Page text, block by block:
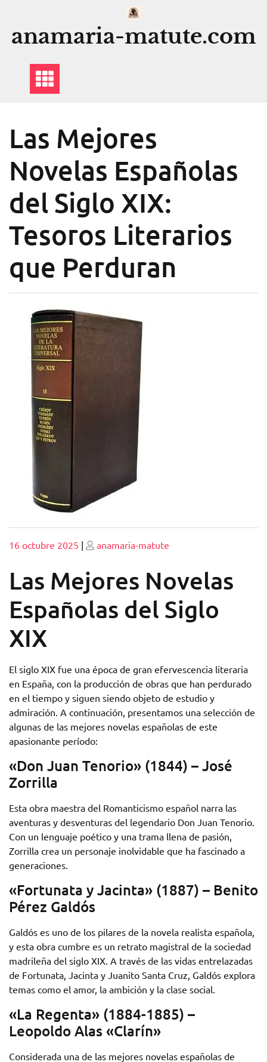
contenido
anamaria-matute.com
Las Mejores
Novelas Españolas
del Siglo XIX:
Tesoros Literarios
que Perduran
Publicado
16 octubre 2025 | Publicado
anamaria-matute
Las Mejores Novelas
Españolas del Siglo
XIX
El siglo XIX fue una época de gran efervescencia literaria
en España, con la producción de obras que han perdurado
en el tiempo y siguen siendo objeto de estudio y
admiración. A continuación, presentamos una selección de
algunas de las mejores novelas españolas de este
apasionante período:
«Don Juan Tenorio» (1844) – José
Zorrilla
Esta obra maestra del Romanticismo español narra las
aventuras y desventuras del legendario Don Juan Tenorio.
Con un lenguaje poético y una trama llena de pasión,
Zorrilla crea un personaje inolvidable que ha fascinado a
generaciones.
«Fortunata y Jacinta» (1887) – Benito
Pérez Galdós
Galdós es uno de los pilares de la novela realista española,
y esta obra cumbre es un retrato magistral de la sociedad
madrileña del siglo XIX. A través de las vidas entrelazadas
de Fortunata, Jacinta y Juanito Santa Cruz, Galdós explora
temas como el amor, la ambición y la clase social.
«La Regenta» (1884-1885) –
Leopoldo Alas «Clarín»
Considerada una de las mejores novelas españolas de